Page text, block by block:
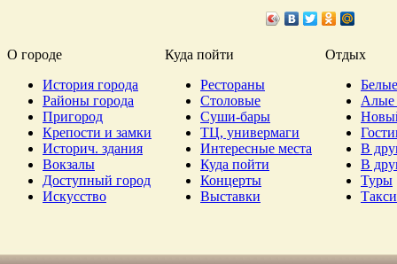
О городе Куда пойти
Отдых
История города
Районы города
Пригород
Крепости и замки
Историч. здания
Вокзалы
Доступный город
Искусство
Рестораны
Столовые
Суши-бары
ТЦ, универмаги
Интересные места
Куда пойти
Концерты
Выставки
Алые
В
В
Туры
Такси